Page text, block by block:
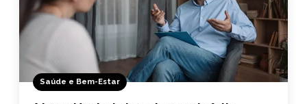
Saúde e Bem-Estar